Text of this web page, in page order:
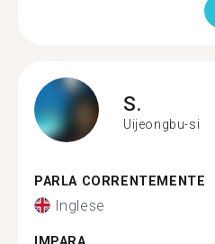
S.
Uijeongbu-si
PARLA CORRENTEMENTE
Inglese